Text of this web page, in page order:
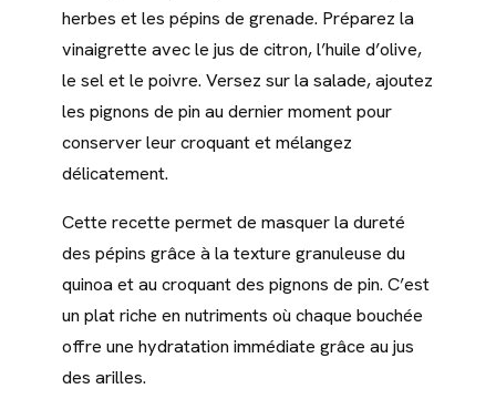
herbes et les pépins de grenade. Préparez la
vinaigrette avec le jus de citron, l’huile d’olive,
le sel et le poivre. Versez sur la salade, ajoutez
les pignons de pin au dernier moment pour
conserver leur croquant et mélangez
délicatement.
Cette recette permet de masquer la dureté
des pépins grâce à la texture granuleuse du
quinoa et au croquant des pignons de pin. C’est
un plat riche en nutriments où chaque bouchée
offre une hydratation immédiate grâce au jus
des arilles.